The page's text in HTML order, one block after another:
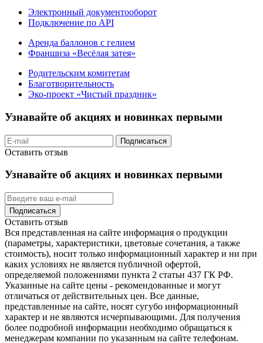
Электронный документооборот
Подключение по API
Аренда баллонов с гелием
Франшиза «Весёлая затея»
Родительским комитетам
Благотворительность
Эко-проект «Чистый праздник»
Узнавайте об акциях и новинках первыми
Подписаться
Оставить отзыв
Узнавайте об акциях и новинках первыми
Подписаться
Оставить отзыв
Вся представленная на сайте информация о продукции
(параметры, характеристики, цветовые сочетания, а также
стоимость), носит только информационный характер и ни при
каких условиях не является публичной офертой,
определяемой положениями пункта 2 статьи 437 ГК РФ.
Указанные на сайте цены - рекомендованные и могут
отличаться от действительных цен. Все данные,
представленные на сайте, носят сугубо информационный
характер и не являются исчерпывающими. Для получения
более подробной информации необходимо обращаться к
менеджерам компании по указанным на сайте телефонам.